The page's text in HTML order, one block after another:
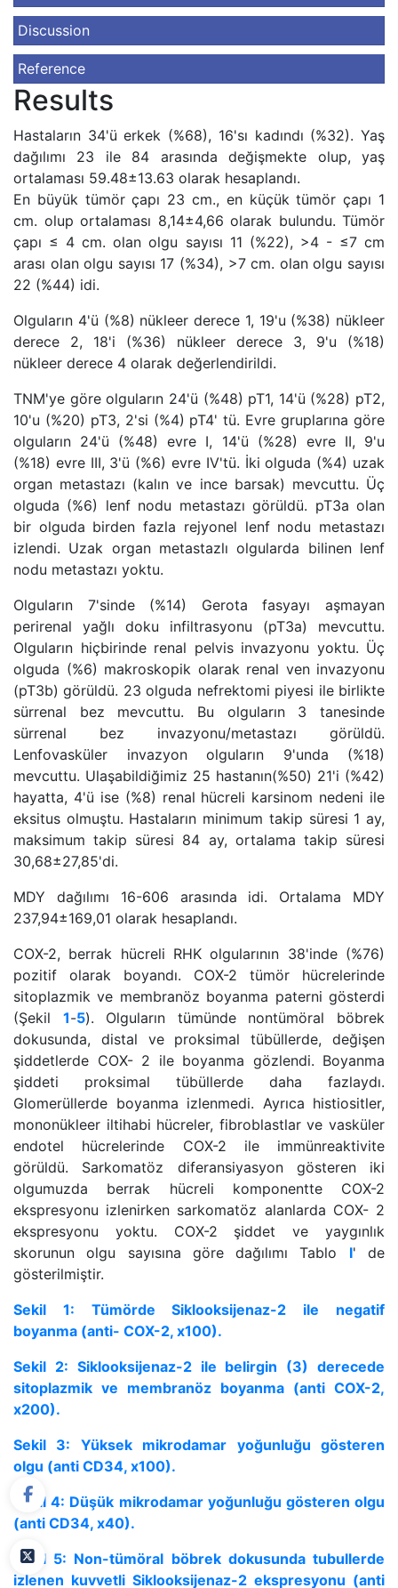
Discussion
Reference
Results
Hastaların 34'ü erkek (%68), 16'sı kadındı (%32). Yaş
dağılımı 23 ile 84 arasında değişmekte olup, yaş
ortalaması 59.48±13.63 olarak hesaplandı.
En büyük tümör çapı 23 cm., en küçük tümör çapı 1
cm. olup ortalaması 8,14±4,66 olarak bulundu. Tümör
çapı ≤ 4 cm. olan olgu sayısı 11 (%22), >4 - ≤7 cm
arası olan olgu sayısı 17 (%34), >7 cm. olan olgu sayısı
22 (%44) idi.
Olguların 4'ü (%8) nükleer derece 1, 19'u (%38) nükleer
derece 2, 18'i (%36) nükleer derece 3, 9'u (%18)
nükleer derece 4 olarak değerlendirildi.
TNM'ye göre olguların 24'ü (%48) pT1, 14'ü (%28) pT2,
10'u (%20) pT3, 2'si (%4) pT4' tü. Evre gruplarına göre
olguların 24'ü (%48) evre I, 14'ü (%28) evre II, 9'u
(%18) evre III, 3'ü (%6) evre IV'tü. İki olguda (%4) uzak
organ metastazı (kalın ve ince barsak) mevcuttu. Üç
olguda (%6) lenf nodu metastazı görüldü. pT3a olan
bir olguda birden fazla rejyonel lenf nodu metastazı
izlendi. Uzak organ metastazlı olgularda bilinen lenf
nodu metastazı yoktu.
Olguların 7'sinde (%14) Gerota fasyayı aşmayan
perirenal yağlı doku infiltrasyonu (pT3a) mevcuttu.
Olguların hiçbirinde renal pelvis invazyonu yoktu. Üç
olguda (%6) makroskopik olarak renal ven invazyonu
(pT3b) görüldü. 23 olguda nefrektomi piyesi ile birlikte
sürrenal bez mevcuttu. Bu olguların 3 tanesinde
sürrenal bez invazyonu/metastazı görüldü.
Lenfovasküler invazyon olguların 9'unda (%18)
mevcuttu. Ulaşabildiğimiz 25 hastanın(%50) 21'i (%42)
hayatta, 4'ü ise (%8) renal hücreli karsinom nedeni ile
eksitus olmuştu. Hastaların minimum takip süresi 1 ay,
maksimum takip süresi 84 ay, ortalama takip süresi
30,68±27,85'di.
MDY dağılımı 16-606 arasında idi. Ortalama MDY
237,94±169,01 olarak hesaplandı.
COX-2, berrak hücreli RHK olgularının 38'inde (%76)
pozitif olarak boyandı. COX-2 tümör hücrelerinde
sitoplazmik ve membranöz boyanma paterni gösterdi
(Şekil 1-5). Olguların tümünde nontümöral böbrek
dokusunda, distal ve proksimal tübüllerde, değişen
şiddetlerde COX- 2 ile boyanma gözlendi. Boyanma
şiddeti proksimal tübüllerde daha fazlaydı.
Glomerüllerde boyanma izlenmedi. Ayrıca histiositler,
mononükleer iltihabi hücreler, fibroblastlar ve vasküler
endotel hücrelerinde COX-2 ile immünreaktivite
görüldü. Sarkomatöz diferansiyasyon gösteren iki
olgumuzda berrak hücreli komponentte COX-2
ekspresyonu izlenirken sarkomatöz alanlarda COX- 2
ekspresyonu yoktu. COX-2 şiddet ve yaygınlık
skorunun olgu sayısına göre dağılımı Tablo I' de
gösterilmiştir.
Sekil 1: Tümörde Siklooksijenaz-2 ile negatif
boyanma (anti- COX-2, x100).
Sekil 2: Siklooksijenaz-2 ile belirgin (3) derecede
sitoplazmik ve membranöz boyanma (anti COX-2,
x200).
Sekil 3: Yüksek mikrodamar yoğunluğu gösteren
olgu (anti CD34, x100).
Sekil 4: Düşük mikrodamar yoğunluğu gösteren olgu
(anti CD34, x40).
Sekil 5: Non-tümöral böbrek dokusunda tubullerde
izlenen kuvvetli Siklooksijenaz-2 ekspresyonu (anti